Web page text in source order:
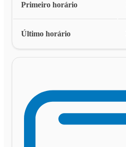
Primeiro horário
Último horário